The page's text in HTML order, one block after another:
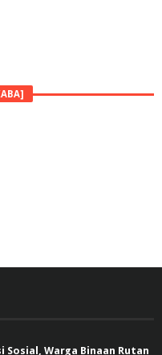
Warga Binaan Rutan